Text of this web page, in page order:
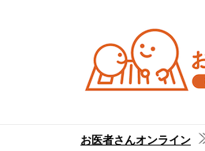
お医者さんオンライン